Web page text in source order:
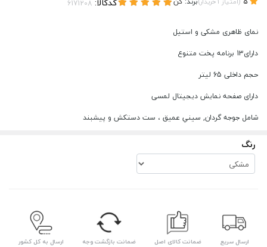
نمای ظاهری مشکی و استیل
دارای13 برنامه پخت متنوع
حجم داخلی 65 لیتر
دارای صفحه نمایش دیجیتال لمسی
شامل جوجه گردان, سيني عميق ، ست دستكش و پيشبند
رنگ
ارسال سریع ضمانت کالای اصل ضمانت بازگشت وجه ارسال به کل کشور